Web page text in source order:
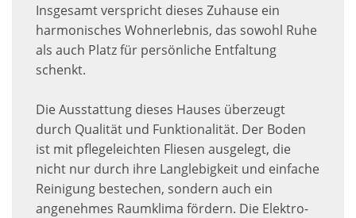
Insgesamt verspricht dieses Zuhause ein
harmonisches Wohnerlebnis, das sowohl Ruhe
als auch Platz für persönliche Entfaltung
schenkt.
Die Ausstattung dieses Hauses überzeugt
durch Qualität und Funktionalität. Der Boden
ist mit pflegeleichten Fliesen ausgelegt, die
nicht nur durch ihre Langlebigkeit und einfache
Reinigung bestechen, sondern auch ein
angenehmes Raumklima fördern. Die Elektro-